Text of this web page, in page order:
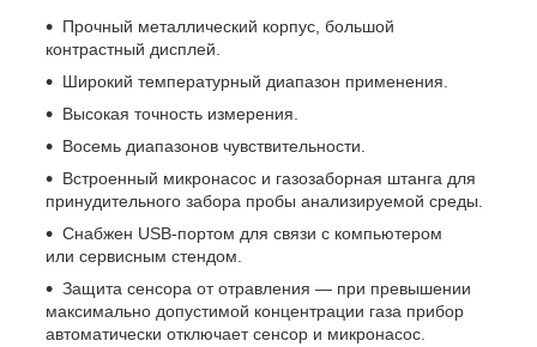
Прочный металлический корпус, большой
контрастный дисплей.
Широкий температурный диапазон применения.
Высокая точность измерения.
Восемь диапазонов чувствительности.
Встроенный микронасос и газозаборная штанга для
принудительного забора пробы анализируемой среды.
Снабжен USB-портом для связи с компьютером
или сервисным стендом.
Защита сенсора от отравления — при превышении
максимально допустимой концентрации газа прибор
автоматически отключает сенсор и микронасос.